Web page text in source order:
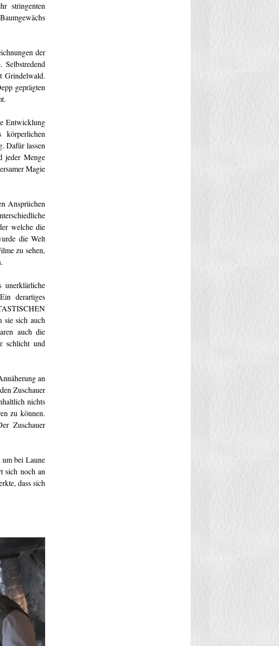
stringenten
der
Grindelwald.
geprägten
Entwicklung
körperlichen
Dafür lassen
jeder Menge
Magie
Ansprüchen
welche die
die Welt
zu sehen,
derartiges
sie sich auch
auch die
schlicht und
an
Zuschauer
nichts
zu können.
Zuschauer
um bei Laune
sich noch an
dass sich